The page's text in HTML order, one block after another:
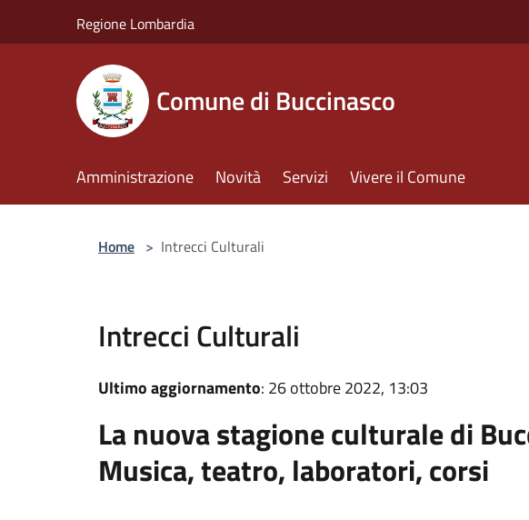
Regione Lombardia
Comune di Buccinasco
Amministrazione Novità Servizi Vivere il Comune
Home > Intrecci Culturali
Intrecci Culturali
Ultimo aggiornamento: 26 ottobre 2022, 13:03
La nuova stagione culturale di
Musica, teatro, laboratori, corsi